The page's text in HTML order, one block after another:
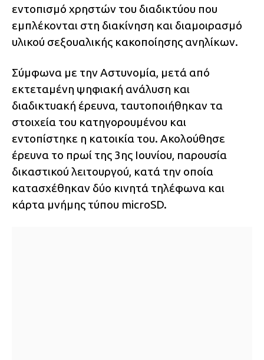
εντοπισμό χρηστών του διαδικτύου που
εμπλέκονται στη διακίνηση και διαμοιρασμό
υλικού σεξουαλικής κακοποίησης ανηλίκων.
Σύμφωνα με την Αστυνομία, μετά από
εκτεταμένη ψηφιακή ανάλυση και
διαδικτυακή έρευνα, ταυτοποιήθηκαν τα
στοιχεία του κατηγορουμένου και
εντοπίστηκε η κατοικία του. Ακολούθησε
έρευνα το πρωί της 3ης Ιουνίου, παρουσία
δικαστικού λειτουργού, κατά την οποία
κατασχέθηκαν δύο κινητά τηλέφωνα και
κάρτα μνήμης τύπου microSD.